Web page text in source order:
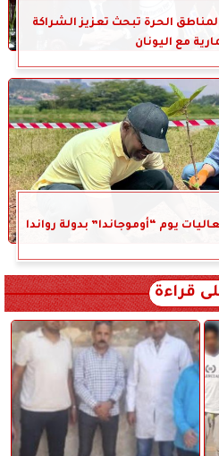
الحرة تبحث تعزيز الشراكة
مع اليونان
يوم “أوموجاندا” بدولة رواندا
قراءة